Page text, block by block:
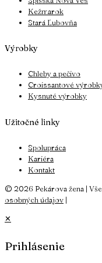
Kežmarok
Stará Ľubovňa
Výrobky
Chleby a pečivo
Croissantové
Kysnuté výrobky
Užitočné linky
Spolupráca
Kariéra
Kontakt
© 2026 Pekárova žena |
osobných údajov |
✕
Prihlásenie